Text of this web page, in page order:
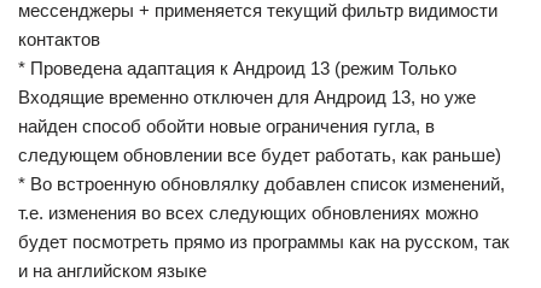
мессенджеры + применяется текущий фильтр видимости
контактов
* Проведена адаптация к Андроид 13 (режим Только
Входящие временно отключен для Андроид 13, но уже
найден способ обойти новые ограничения гугла, в
следующем обновлении все будет работать, как раньше)
* Во встроенную обновлялку добавлен список изменений,
т.е. изменения во всех следующих обновлениях можно
будет посмотреть прямо из программы как на русском, так
и на английском языке